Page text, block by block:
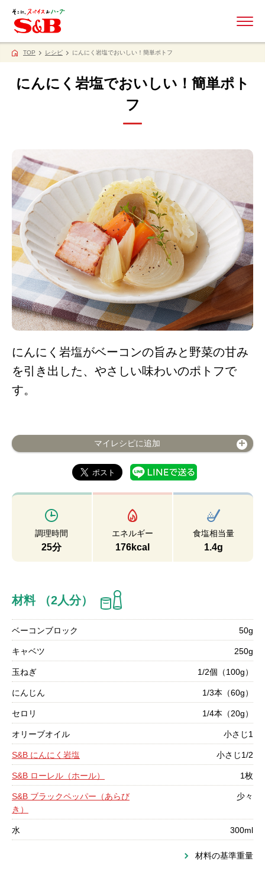
TOP レシピ にんにく岩塩でおいしい！簡単ポトフ
にんにく岩塩でおいしい！簡単ポト
フ
にんにく岩塩がベーコンの旨みと野菜の甘み
を引き出した、やさしい味わいのポトフで
す。
マイレシピに追加
調理時間
25分
エネルギー
176kcal
食塩相当量
1.4g
材料 （2人分）
ベーコンブロック 50g
キャベツ 250g
玉ねぎ 1/2個（100g）
にんじん 1/3本（60g）
セロリ 1/4本（20g）
オリーブオイル 小さじ1
S&B にんにく岩塩 小さじ1/2
S&B ローレル（ホール） 1枚
S&B ブラックペッパー（あらび
き）
少々
水 300ml
材料の基準重量